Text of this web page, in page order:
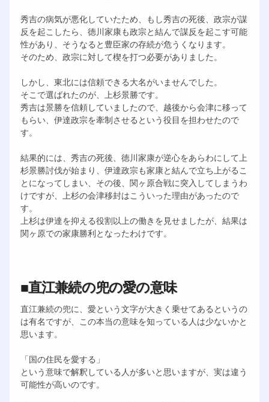
秀吉の病気が悪化していたため、もし秀吉の死後、政宗が謀
反を起こしたら、徳川家康も政宗と結んで謀反を起こす可能
性があり、そうなると豊臣家の存続が危うくなります。
そのため、政宗に対して楔を打つ必要がありました。
しかし、東北には信頼できる大名がいませんでした。
そこで選ばれたのが、上杉景勝です。
秀吉は景勝を信頼していましたので、越後から会津に移って
もらい、伊達政宗を牽制させるという役目を担わせたので
す。
結果的には、秀吉の死後、徳川家康が逆心をあらわにして上
杉景勝討伐が始まり、伊達政宗も家康と結んで立ち上がるこ
とになってしまい、その後、関ヶ原合戦に突入してしまうわ
けですが、上杉の会津移封はこういった理由があったので
す。
上杉は伊達を抑える役割以上の働きを見せましたが、結果は
関ヶ原での家康勝利となったわけです。
■直江兼続の兜の愛の意味
直江兼続の兜に、愛という文字が大きく乗せてあるというの
は有名ですが、この本当の意味を知っている人は少ないかと
思います。
「国の住民を愛する」
という意味で解釈している人が多いと思いますが、実は違う
可能性が高いのです。